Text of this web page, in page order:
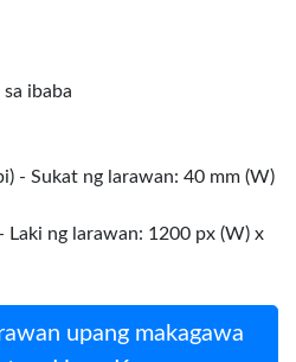
ibaba
- Sukat ng larawan: 40 mm (W)
Laki ng larawan: 1200 px (W) x
upang makagawa